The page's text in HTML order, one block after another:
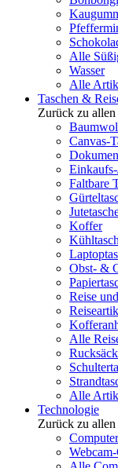
Alle
Wasser
Alle
Taschen &
Zurück zu
Canvas-
Faltbare
Koffer
Obst- &
Reise
Alle
Alle
Technologie
Zurück zu